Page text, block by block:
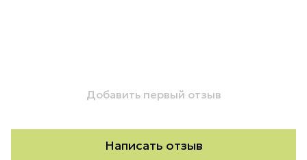
Добавить первый отзыв
Написать отзыв